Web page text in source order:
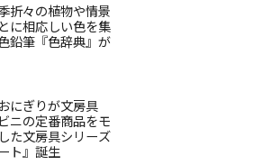
折々の植物や情景
に相応しい色を集
鉛筆『色辞典』が
にぎりが文房具
ニの定番商品をモ
た文房具シリーズ
ト』誕生